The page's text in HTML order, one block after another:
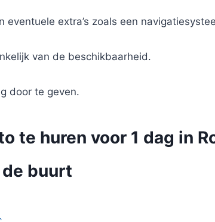
extra’s zoals een
van de beschikbaarheid.
door te geven.
te huren voor 1 dag in
buurt